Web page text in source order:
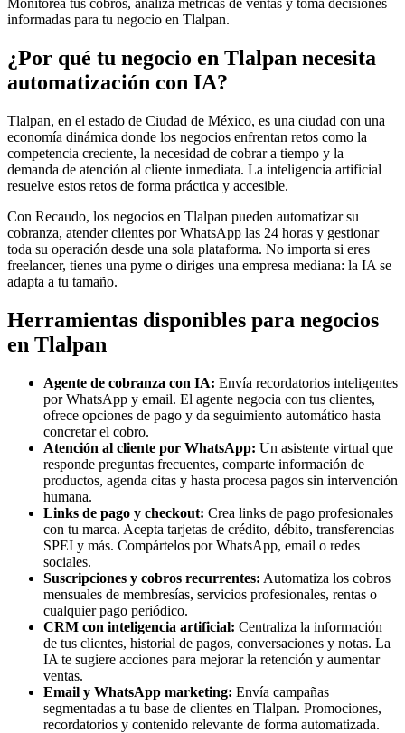
Monitorea tus cobros, analiza métricas de ventas y toma decisiones
informadas para tu negocio en Tlalpan.
¿Por qué tu negocio en Tlalpan necesita
automatización con IA?
Tlalpan, en el estado de Ciudad de México, es una ciudad con una
economía dinámica donde los negocios enfrentan retos como la
competencia creciente, la necesidad de cobrar a tiempo y la
demanda de atención al cliente inmediata. La inteligencia artificial
resuelve estos retos de forma práctica y accesible.
Con Recaudo, los negocios en Tlalpan pueden automatizar su
cobranza, atender clientes por WhatsApp las 24 horas y gestionar
toda su operación desde una sola plataforma. No importa si eres
freelancer, tienes una pyme o diriges una empresa mediana: la IA se
adapta a tu tamaño.
Herramientas disponibles para negocios
en Tlalpan
Agente de cobranza con IA: Envía recordatorios inteligentes
por WhatsApp y email. El agente negocia con tus clientes,
ofrece opciones de pago y da seguimiento automático hasta
concretar el cobro.
Atención al cliente por WhatsApp: Un asistente virtual que
responde preguntas frecuentes, comparte información de
productos, agenda citas y hasta procesa pagos sin intervención
humana.
Links de pago y checkout: Crea links de pago profesionales
con tu marca. Acepta tarjetas de crédito, débito, transferencias
SPEI y más. Compártelos por WhatsApp, email o redes
sociales.
Suscripciones y cobros recurrentes: Automatiza los cobros
mensuales de membresías, servicios profesionales, rentas o
cualquier pago periódico.
CRM con inteligencia artificial: Centraliza la información
de tus clientes, historial de pagos, conversaciones y notas. La
IA te sugiere acciones para mejorar la retención y aumentar
ventas.
Email y WhatsApp marketing: Envía campañas
segmentadas a tu base de clientes en Tlalpan. Promociones,
recordatorios y contenido relevante de forma automatizada.